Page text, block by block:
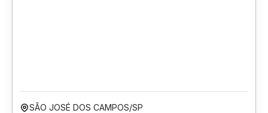
SÃO JOSÉ DOS CAMPOS/SP